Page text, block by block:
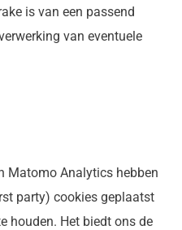
is van een passend
van eventuele
Matomo Analytics hebben
party) cookies geplaatst
houden. Het biedt ons de